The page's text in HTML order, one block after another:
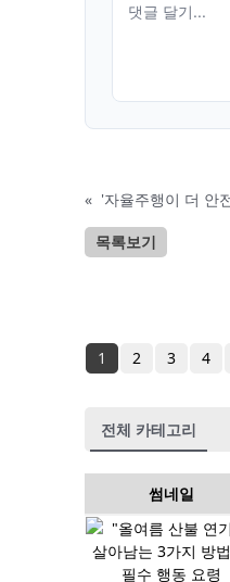
« '자율주행이 더 안
목록보기
1 2 3 4
전체 카테고리
썸네일